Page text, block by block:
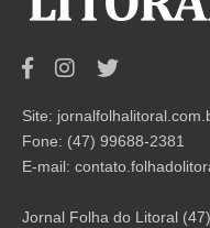
Site:
Fone: (47) 99688-2381
E-mail:
Jornal Folha do Litoral